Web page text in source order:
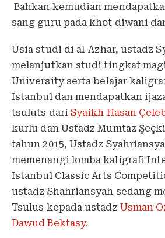
Bahkan kemudian
sang guru pada khot diwani
Usia studi di al-Azhar, ustadz
melanjutkan studi tingkat
University serta belajar
Istanbul dan mendapatkan
tsuluts dariSyaikh Hasan
kurlu dan Ustadz Mumtaz
tahun 2015, Ustadz
memenangi lomba kaligrafi
Istanbul Classic Arts
ustadz Shahriansyah sedang
Tsulus kepada ustadz Usman
Dawud Bektasy.